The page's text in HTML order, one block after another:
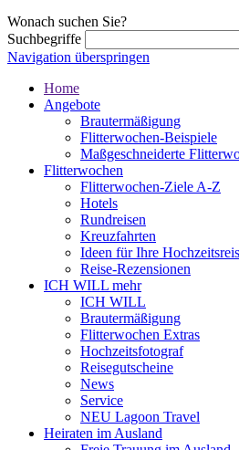
Wonach suchen Sie?
Suchbegriffe
Navigation überspringen
Home
Angebote
Brautermäßigung
Flitterwochen-Beispiele
Maßgeschneiderte
Flitterwochen
Flitterwochen-Ziele A-Z
Hotels
Rundreisen
Kreuzfahrten
Ideen für Ihre
Reise-Rezensionen
ICH WILL mehr
ICH WILL
Brautermäßigung
Flitterwochen Extras
Hochzeitsfotograf
Reisegutscheine
News
Service
NEU Lagoon Travel
Heiraten im Ausland